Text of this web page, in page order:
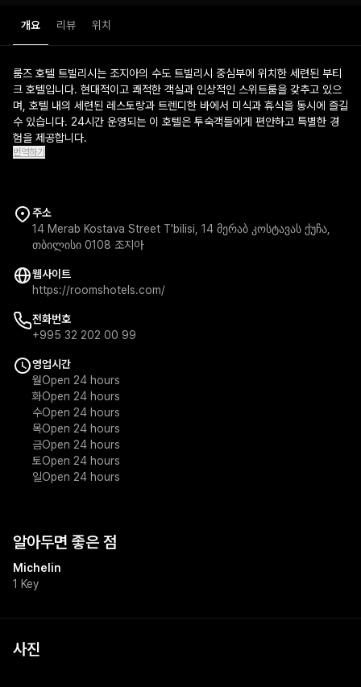
개요 리뷰 위치
룸즈 호텔 트빌리시는 조지아의 수도 트빌리시 중심부에 위치한 세련된 부티
크 호텔입니다. 현대적이고 쾌적한 객실과 인상적인 스위트룸을 갖추고 있으
며, 호텔 내의 세련된 레스토랑과 트렌디한 바에서 미식과 휴식을 동시에 즐길
수 있습니다. 24시간 운영되는 이 호텔은 투숙객들에게 편안하고 특별한 경
험을 제공합니다.
번역하기
주소
14 Merab Kostava Street T'bilisi, 14 მერაბ კოსტავას ქუჩა,
თბილისი 0108 조지아
웹사이트
https://roomshotels.com/
전화번호
+995 32 202 00 99
영업시간
월
화
수
목
금
토
일
Open 24 hours
Open 24 hours
Open 24 hours
Open 24 hours
Open 24 hours
Open 24 hours
Open 24 hours
알아두면 좋은 점
Michelin
1 Key
사진